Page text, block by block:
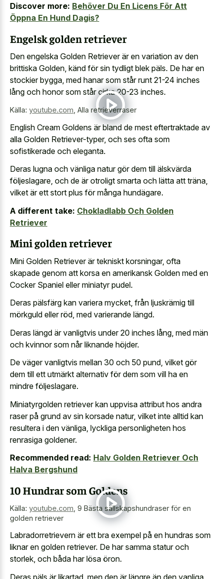
Discover more: Behöver Du En Licens För Att
Öppna En Hund Dagis?
Engelsk golden retriever
Den engelska Golden Retriever är en variation av den
brittiska Golden, känd för sin tydligt blek päls. De har en
stockier bygga, med hanar som står runt 21-24 inches
lång och honor som står cirka 20-23 inches.
Källa: youtube.com Alla retrieverraser
English Cream Goldens är bland de mest eftertraktade av
alla Golden Retriever-typer, och ses ofta som
sofistikerade och eleganta.
Deras lugna och vänliga natur gör dem till älskvärda
följeslagare, och de är otroligt smarta och lätta att träna,
vilket är ett stort plus för många hundägare.
A different take: Chokladlabb Och Golden
Retriever
Mini golden retriever
Mini Golden Retriever är tekniskt korsningar, ofta
skapade genom att korsa en amerikansk Golden med en
Cocker Spaniel eller miniatyr pudel.
Deras pälsfärg kan variera mycket, från ljuskrämig till
mörkguld eller röd, med varierande längd.
Deras längd är vanligtvis under 20 inches lång, med män
och kvinnor som når liknande höjder.
De väger vanligtvis mellan 30 och 50 pund, vilket gör
dem till ett utmärkt alternativ för dem som vill ha en
mindre följeslagare.
Miniatyrgolden retriever kan uppvisa attribut hos andra
raser på grund av sin korsade natur, vilket inte alltid kan
resultera i den vänliga, lyckliga personligheten hos
renrasiga goldener.
Recommended read: Halv Golden Retriever Och
Halva Bergshund
10 Hundrar som Goldens
Källa: youtube.com 9 Bästa sällskapshundraser för en
golden retriever
Labradorretrievern är ett bra exempel på en hundras som
liknar en golden retriever. De har samma statur och
storlek, och båda har lösa öron.
Deras päls är likartad, men den är längre än den vanliga